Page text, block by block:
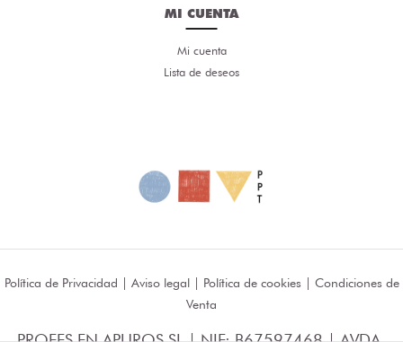
MI CUENTA
Mi cuenta
Lista de deseos
Política de Privacidad | Aviso legal| Política de cookies | Condiciones de
Venta